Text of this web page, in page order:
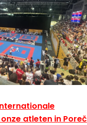
atleten in Poreč